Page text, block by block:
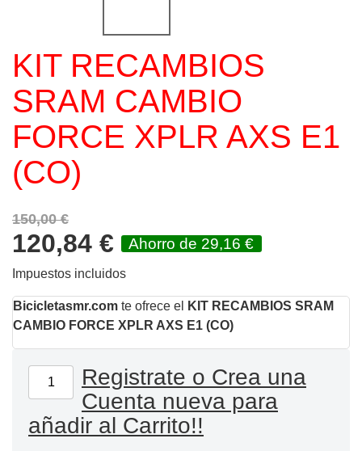
KIT RECAMBIOS
SRAM CAMBIO
FORCE XPLR AXS E1
(CO)
150,00 €
120,84 € Ahorro de 29,16 €
Impuestos incluidos
Bicicletasmr.com te ofrece el
KIT RECAMBIOS SRAM
CAMBIO FORCE XPLR AXS E1 (CO)
Registrate o Crea una
Cuenta nueva para
añadir al Carrito!!